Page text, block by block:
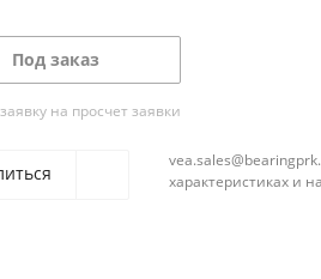
Под заказ
на просчет заявки
характеристиках и